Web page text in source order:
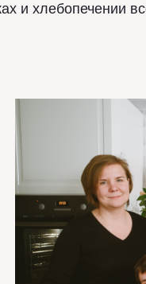
и хлебопечении